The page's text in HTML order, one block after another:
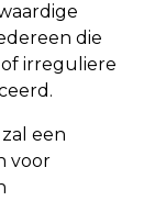
die
irreguliere
een
voor